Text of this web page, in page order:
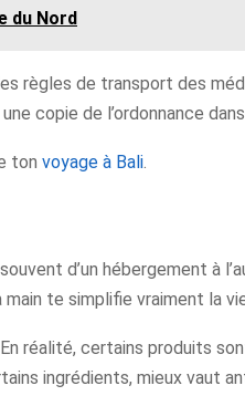
du Nord
règles de transport des
copie de l’ordonnance
ton voyage à Bali.
d’un hébergement à
te simplifie vraiment la
réalité, certains produits
ingrédients, mieux vaut